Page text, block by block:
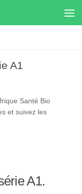
A1
Santé Bio
et suivez les
A1.